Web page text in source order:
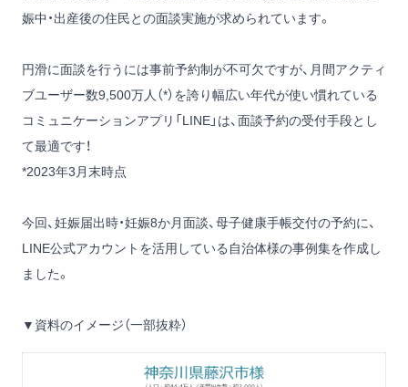
娠中・出産後の住民との面談実施が求められています。
円滑に面談を行うには事前予約制が不可欠ですが、月間アクティ
ブユーザー数9,500万人（*）を誇り幅広い年代が使い慣れている
コミュニケーションアプリ「LINE」は、面談予約の受付手段とし
て最適です！
*2023年3月末時点
今回、妊娠届出時・妊娠8か月面談、母子健康手帳交付の予約に、
LINE公式アカウントを活用している自治体様の事例集を作成し
ました。
▼資料のイメージ（一部抜粋）